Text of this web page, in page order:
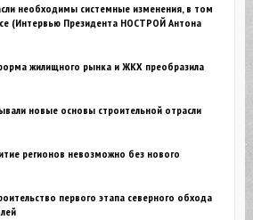
необходимы системные изменения, в том
(Интервью Президента НОСТРОЙ Антона
жилищного рынка и ЖКХ преобразила
новые основы строительной отрасли
регионов невозможно без нового
первого этапа северного обхода